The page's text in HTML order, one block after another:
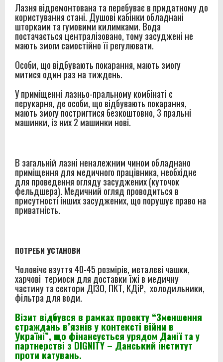
Лазня відремонтована та перебуває в придатному до
користування стані. Душові кабінки обладнані
шторками та гумовими килимками. Вода
постачається централізовано, тому засуджені не
мають змоги самостійно її регулювати.
Особи, що відбувають покарання, мають змогу
митися один раз на тиждень.
У приміщенні лазньо-пральному комбінаті є
перукарня, де особи, що відбувають покарання,
мають змогу постригтися безкоштовно, 3 пральні
машинки, із них 2 машинки нові.
В загальній лазні неналежним чином обладнано
приміщення для медичного працівника, необхідне
для проведення огляду засуджених (куточок
фельдшера). Медичний огляд проводиться в
присутності інших засуджених, що порушує право на
приватність.
ПОТРЕБИ УСТАНОВИ
Чоловіче взуття 40-45 розмірів, металеві чашки,
харчові термоси для доставки їжі в медичну
частину та сектори ДІЗО, ПКТ, КДіР, холодильники,
фільтра для води.
Візит відбувся в рамках проекту “Зменшення
страждань в’язнів у контексті війни в
Україні”, що фінансується урядом Данії та у
партнерстві з DIGNITY – Данський інститут
проти катувань.